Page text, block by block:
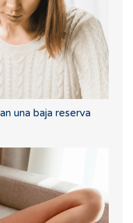
una baja reserva